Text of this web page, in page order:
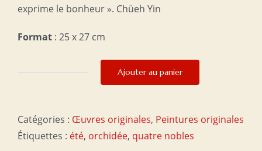
exprime le bonheur ». Chüeh Yin
Format : 25 x 27 cm
Ajouter au panier
Catégories : Œuvres originales, Peintures originales
Étiquettes : été, orchidée, quatre nobles